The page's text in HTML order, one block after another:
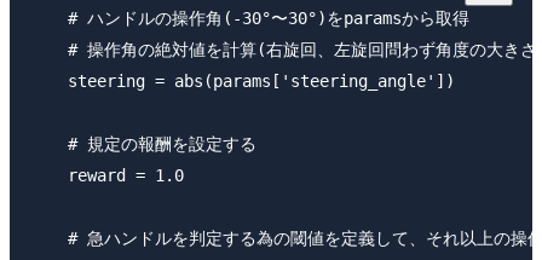
    # ハンドルの操作角(-30°〜30°)をparamsから取得
# 操作角の絶対値を計算(右旋回、左旋回問わず角度の大きさ
    steering = abs(params['steering_angle'])
    # 規定の報酬を設定する
    reward = 1.0
# 急ハンドルを判定する為の閾値を定義して、それ以上の操